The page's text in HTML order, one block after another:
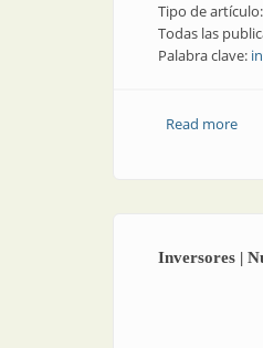
Tipo de artículo:
Todas las
Palabra clave:
Read more
Inversores |